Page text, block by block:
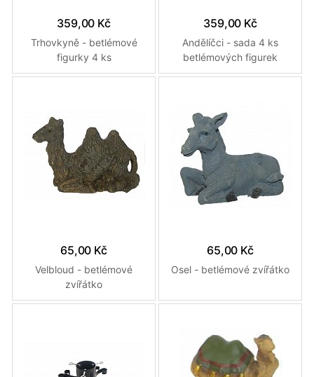
359,00 Kč
Trhovkyně - betlémové
figurky 4 ks
359,00 Kč
Andělíčci - sada 4 ks
betlémových figurek
65,00 Kč
Velbloud - betlémové
zvířátko
65,00 Kč
Osel - betlémové zvířátko